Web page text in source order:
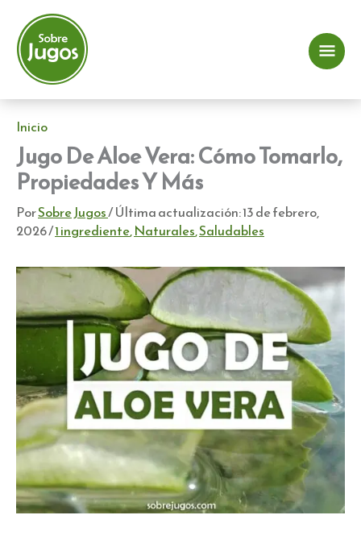
contenido
Inicio
Jugo De Aloe Vera: Cómo Tomarlo,
Propiedades Y Más
PorSobre Jugos/ Última actualización:13 de febrero,
2026/1 ingrediente,Naturales,Saludables